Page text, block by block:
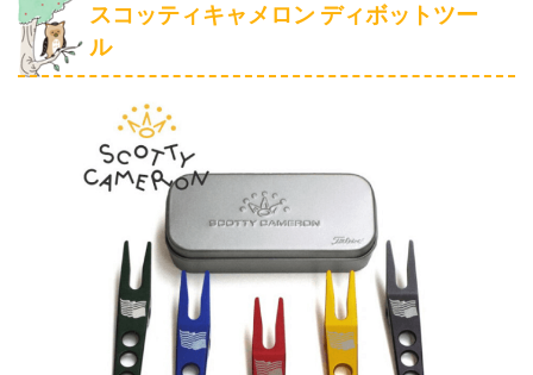
スコッティキャメロン ディボットツー
ル